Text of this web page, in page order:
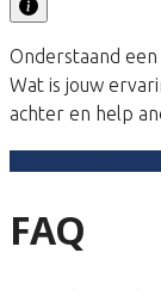
Onderstaand
Wat is jouw
achter en help
FAQ